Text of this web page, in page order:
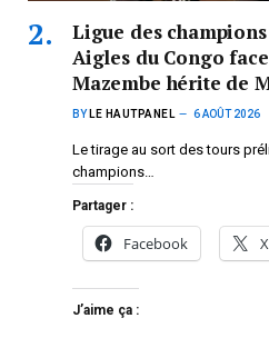
Ligue des
Aigles du Congo face
Mazembe hérite de
BY LE HAUTPANEL 6 AOÛT 2026
Le tirage au sort des tours
champions…
Partager :
Facebook X
J’aime ça :